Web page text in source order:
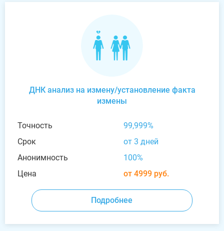
ДНК анализ на измену/установление факта
измены
Точность
99,999%
Срок
от 3 дней
Анонимность
100%
Цена
от 4999 руб.
Подробнее